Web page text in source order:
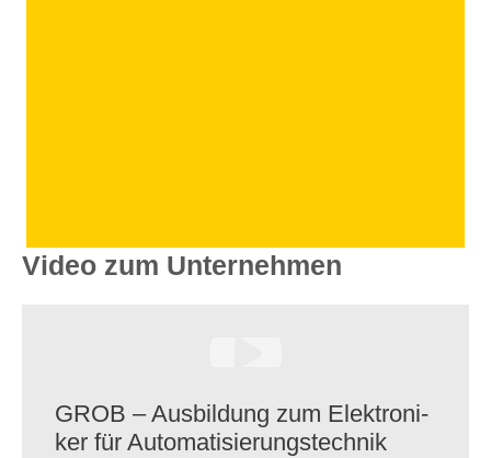
Video zum Unternehmen
GROB – Ausbil­dung zum Elek­tro­ni­
ker für Automatisierungstechnik